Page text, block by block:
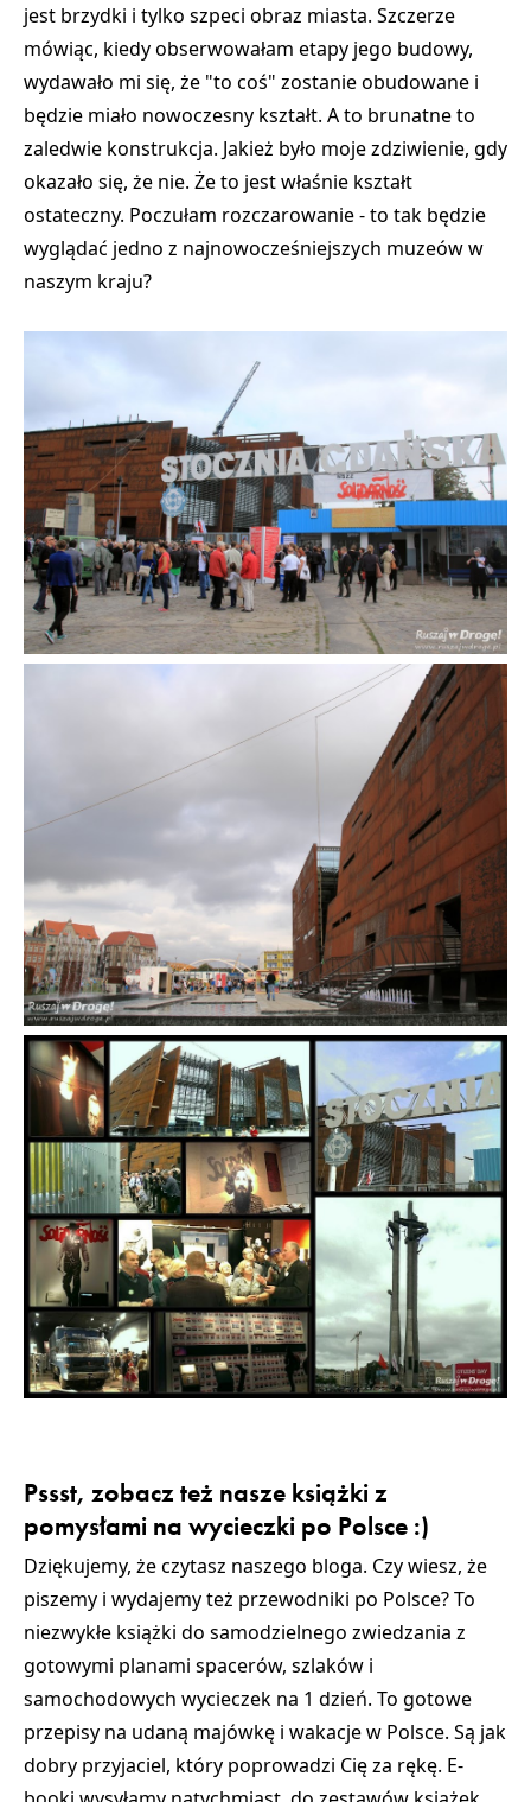
jest brzydki i tylko szpeci obraz miasta. Szczerze
mówiąc, kiedy obserwowałam etapy jego budowy,
wydawało mi się, że "to coś" zostanie obudowane i
będzie miało nowoczesny kształt. A to brunatne to
zaledwie konstrukcja. Jakież było moje zdziwienie, gdy
okazało się, że nie. Że to jest właśnie kształt
ostateczny. Poczułam rozczarowanie - to tak będzie
wyglądać jedno z najnowocześniejszych muzeów w
naszym kraju?
Pssst, zobacz też nasze książki z
pomysłami na wycieczki po Polsce :)
Dziękujemy, że czytasz naszego bloga. Czy wiesz, że
piszemy i wydajemy też przewodniki po Polsce? To
niezwykłe książki do samodzielnego zwiedzania z
gotowymi planami spacerów, szlaków i
samochodowych wycieczek na 1 dzień. To gotowe
przepisy na udaną majówkę i wakacje w Polsce. Są jak
dobry przyjaciel, który poprowadzi Cię za rękę. E-